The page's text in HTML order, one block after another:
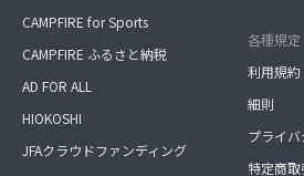
CAMPFIRE for Sports
CAMPFIRE ふるさと納税
AD FOR ALL
HIOKOSHI
JFAクラウドファンディング
各種規定
利用規約
細則
プライ
特定商